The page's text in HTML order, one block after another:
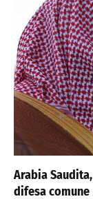
Arabia
difesa comune